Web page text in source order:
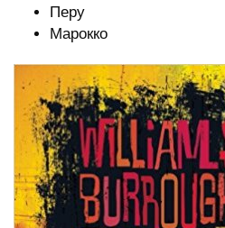
Перу
Марокко